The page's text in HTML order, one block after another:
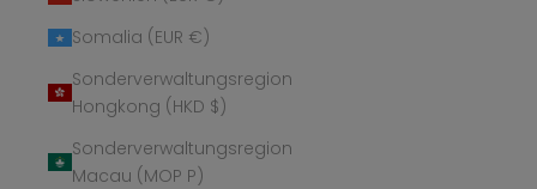
Somalia (EUR €)
Sonderverwaltungsregion
Hongkong (HKD $)
Sonderverwaltungsregion
Macau (MOP P)